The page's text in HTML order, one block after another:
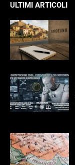
ULTIMI ARTICOLI